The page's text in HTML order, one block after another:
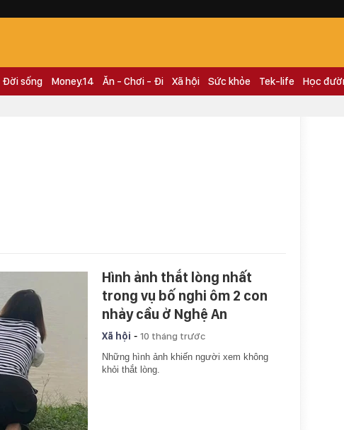
Đời sống Money.14 Ăn - Chơi - Đi Xã hội Sức khỏe Tek-life Học
Hình ảnh thắt lòng nhất
trong vụ bố nghi ôm 2 con
nhảy cầu ở Nghệ An
Xã hội - 10 tháng trước
Những hình ảnh khiến người xem không
khỏi thắt lòng.